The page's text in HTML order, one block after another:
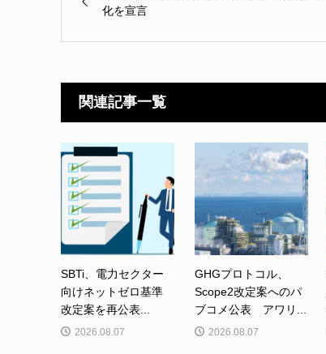
化を宣言
関連記事一覧
SBTi、電力セクター
向けネットゼロ基準
改定案を再公表...
2026.08.07
GHGプロトコル、
Scope2改定案へのパ
ブコメ公表 アワリ...
2026.08.07